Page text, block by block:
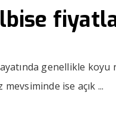
genellikle koyu
ise açık ...